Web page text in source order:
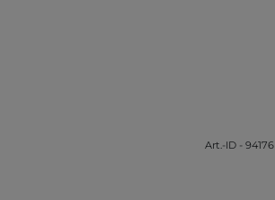
Art.-ID - 94176